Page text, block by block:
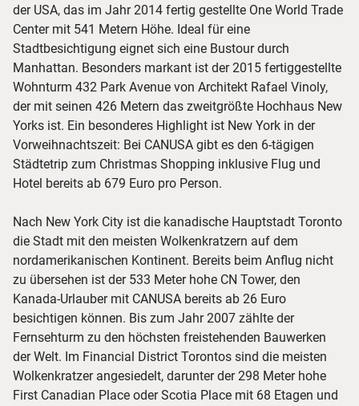
der USA, das im Jahr 2014 fertig gestellte One World Trade
Center mit 541 Metern Höhe. Ideal für eine
Stadtbesichtigung eignet sich eine Bustour durch
Manhattan. Besonders markant ist der 2015 fertiggestellte
Wohnturm 432 Park Avenue von Architekt Rafael Vinoly,
der mit seinen 426 Metern das zweitgrößte Hochhaus New
Yorks ist. Ein besonderes Highlight ist New York in der
Vorweihnachtszeit: Bei CANUSA gibt es den 6-tägigen
Städtetrip zum Christmas Shopping inklusive Flug und
Hotel bereits ab 679 Euro pro Person.
Nach New York City ist die kanadische Hauptstadt Toronto
die Stadt mit den meisten Wolkenkratzern auf dem
nordamerikanischen Kontinent. Bereits beim Anflug nicht
zu übersehen ist der 533 Meter hohe CN Tower, den
Kanada-Urlauber mit CANUSA bereits ab 26 Euro
besichtigen können. Bis zum Jahr 2007 zählte der
Fernsehturm zu den höchsten freistehenden Bauwerken
der Welt. Im Financial District Torontos sind die meisten
Wolkenkratzer angesiedelt, darunter der 298 Meter hohe
First Canadian Place oder Scotia Place mit 68 Etagen und